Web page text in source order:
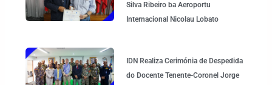
Silva Ribeiro ba Aeroportu
Internacional Nicolau Lobato
IDN Realiza Cerimónia de Despedida
do Docente Tenente-Coronel Jorge